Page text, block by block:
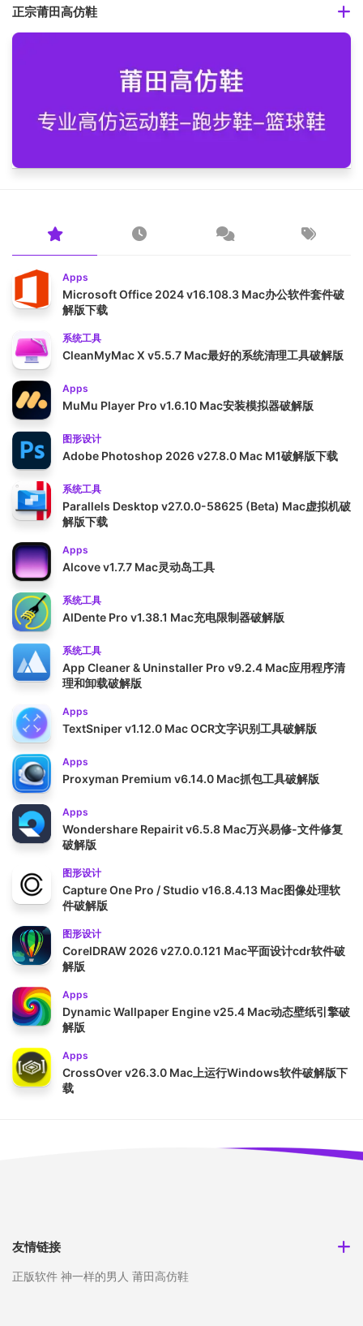
正宗莆田高仿鞋
Apps
Microsoft Office 2024 v16.108.3 Mac办公软件套件破
解版下载
系统工具
CleanMyMac X v5.5.7 Mac最好的系统清理工具破解版
Apps
MuMu Player Pro v1.6.10 Mac安装模拟器破解版
图形设计
Adobe Photoshop 2026 v27.8.0 Mac M1破解版下载
系统工具
Parallels Desktop v27.0.0-58625 (Beta) Mac虚拟机破
解版下载
Apps
Alcove v1.7.7 Mac灵动岛工具
系统工具
AlDente Pro v1.38.1 Mac充电限制器破解版
系统工具
App Cleaner & Uninstaller Pro v9.2.4 Mac应用程序清
理和卸载破解版
Apps
TextSniper v1.12.0 Mac OCR文字识别工具破解版
Apps
Proxyman Premium v6.14.0 Mac抓包工具破解版
Apps
Wondershare Repairit v6.5.8 Mac万兴易修-文件修复
破解版
图形设计
Capture One Pro / Studio v16.8.4.13 Mac图像处理软
件破解版
图形设计
CorelDRAW 2026 v27.0.0.121 Mac平面设计cdr软件破
解版
Apps
Dynamic Wallpaper Engine v25.4 Mac动态壁纸引擎破
解版
Apps
CrossOver v26.3.0 Mac上运行Windows软件破解版下
载
友情链接
正版软件 神一样的男人 莆田高仿鞋